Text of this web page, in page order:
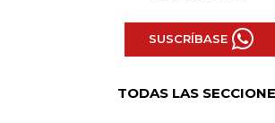
SUSCRÍBASE
TODAS LAS